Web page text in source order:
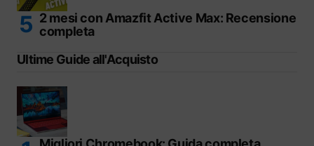
2 mesi con Amazfit Active Max: Recensione
completa
Ultime Guide all'Acquisto